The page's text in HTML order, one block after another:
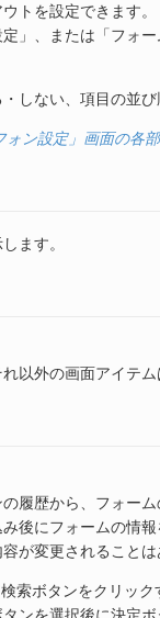
トを設定できます。
」、または「フォ
しない、項目の並
ォン設定」画面の各
ます。
以外の画面アイテ
履歴から、フォー
後にフォームの情
が変更されること
索ボタンをクリッ